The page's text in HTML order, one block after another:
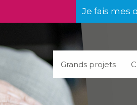
Je fais mes
Grands projets